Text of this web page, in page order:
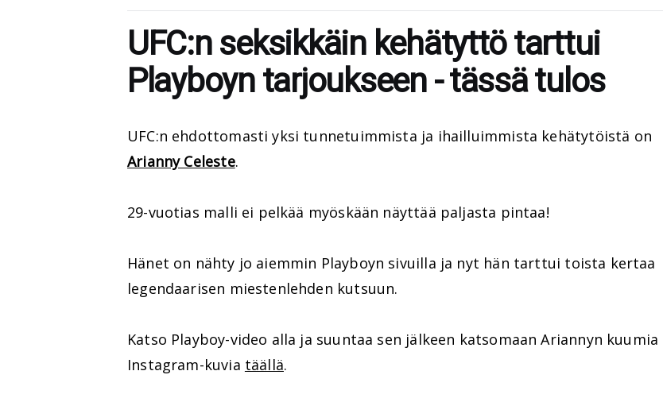
UFC:n seksikkäin kehätyttö tarttui
Playboyn tarjoukseen - tässä tulos
UFC:n ehdottomasti yksi tunnetuimmista ja ihailluimmista kehätytöistä on
Arianny Celeste.
29-vuotias malli ei pelkää myöskään näyttää paljasta pintaa!
Hänet on nähty jo aiemmin Playboyn sivuilla ja nyt hän tarttui toista kertaa
legendaarisen miestenlehden kutsuun.
Katso Playboy-video alla ja suuntaa sen jälkeen katsomaan Ariannyn kuumia
Instagram-kuvia täällä.